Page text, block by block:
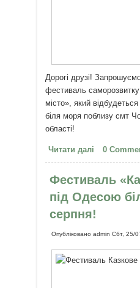
Дорогі друзі!
фестиваль саморозвитку
місто», який
біля моря поблизу смт
області!
Читати далі про
під
серпня)
0
Фестиваль
під Одесою
серпня!
Опублікованоadmin Сбт, 25/